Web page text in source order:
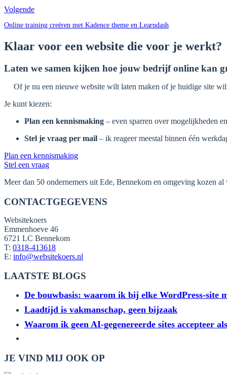
Volgende
Online training creëren met Kadence theme en Learndash
Klaar voor een website die voor je werkt?
Laten we samen kijken hoe jouw bedrijf online kan
Of je nu een nieuwe website wilt laten maken of je huidige site
Je kunt kiezen:
Plan een kennismaking – even sparren over mogelijkheden
Stel je vraag per mail – ik reageer meestal binnen één
Plan een kennismaking
Stel een vraag
Meer dan 50 ondernemers uit Ede, Bennekom en omgeving kozen
CONTACTGEGEVENS
Websitekoers
Emmenhoeve 46
6721 LC Bennekom
T: 0318-413618
E: info@websitekoers.nl
LAATSTE BLOGS
De bouwbasis: waarom ik bij elke WordPress-site
Laadtijd is vakmanschap, geen bijzaak
Waarom ik geen AI-gegenereerde sites accepteer
JE VIND MIJ OOK OP